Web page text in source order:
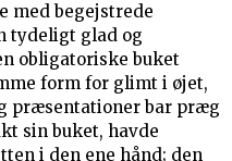
med begejstrede
tydeligt glad og
obligatoriske buket
form for glimt i øjet,
præsentationer bar præg
sin buket, havde
i den ene hånd; den